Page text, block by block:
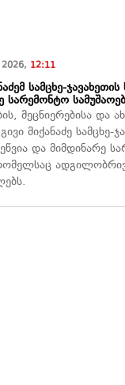
12:11
სამცხე-
სარემონტო
მეცნიერებისა და
მიქანაძე სამცხე-
და მიმდინარე